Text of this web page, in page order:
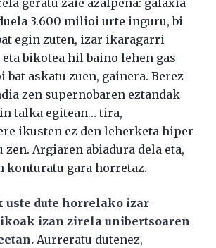
geratu zaie azalpena: galaxia
3.600 milioi urte inguru, bi
egin zuten, izar ikaragarri
bikotea hil baino lehen gas
bat askatu zuen, gainera. Berez
zen supernobaren eztandak
talka egitean… tira,
ikusten ez den leherketa hiper
Argiaren abiadura dela eta,
konturatu gara horretaz.
dute horrelako izar
izan zirela unibertsoaren
Aurreratu dutenez,